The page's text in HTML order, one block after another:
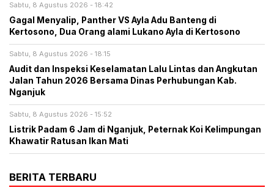
Sabtu, 8 Agustus 2026 - 18:42
Gagal Menyalip, Panther VS Ayla Adu Banteng di
Kertosono, Dua Orang alami Lukano Ayla di Kertosono
Sabtu, 8 Agustus 2026 - 18:15
Audit dan Inspeksi Keselamatan Lalu Lintas dan Angkutan
Jalan Tahun 2026 Bersama Dinas Perhubungan Kab.
Nganjuk
Sabtu, 8 Agustus 2026 - 15:52
Listrik Padam 6 Jam di Nganjuk, Peternak Koi Kelimpungan
Khawatir Ratusan Ikan Mati
BERITA TERBARU